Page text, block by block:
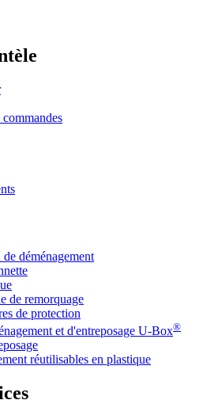
déménagement
de remorquage
de protection
et d'entreposage U-Box®
réutilisables en plastique